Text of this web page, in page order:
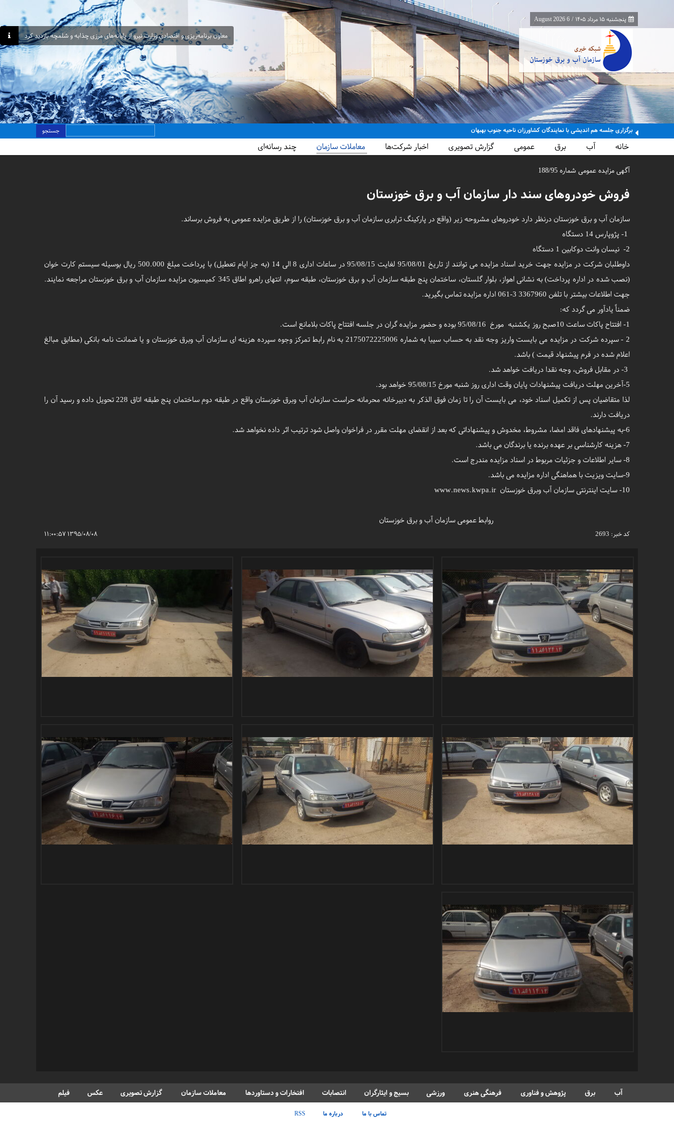
پنجشنبه ۱۵ مرداد ۱۴۰۵ /
6 August 2026
معاون برنامه‌ریزی و اقتصادی وزارت نیرو از پایانه‌های مرزی چذابه و شلمچه بازدید کرد
معاون برنامه‌ریزی و اقتصادی وزارت نیرو از پایانه‌های مرزی چذابه و شلمچه بازدید کرد جستجو
خانه آب برق عمومی گزارش تصویری اخبار شرکت‌ها معاملات سازمان چند رسانه‌ای
آگهی مزایده عمومی شماره 188/95
فروش خودروهای سند دار سازمان آب و برق خوزستان
سازمان آب و برق خوزستان درنظر دارد خودروهای مشروحه زیر (واقع در پارکینگ ترابری سازمان آب و برق خوزستان) را از طریق مزایده عمومی به فروش برساند.
2- نیسان وانت دوکابین 1 دستگاه
داوطلبان شرکت در مزایده جهت خرید اسناد مزایده می توانند از تاریخ 95/08/01 لغایت 95/08/15 در ساعات اداری 8 الی 14 (به جز ایام تعطیل) با پرداخت مبلغ 500.000 ریال بوسیله سیستم کارت خوان
(نصب شده در اداره پرداخت) به نشانی اهواز، بلوار گلستان، ساختمان پنج طبقه سازمان آب و برق خوزستان، طبقه سوم، انتهای راهرو اطاق 345 کمیسیون مزایده سازمان آب و برق خوزستان مراجعه نمایند.
جهت اطلاعات بیشتر با تلفن 3367960 3-061 اداره مزایده تماس بگیرید.
ضمناً یادآور می گردد که:
1- افتتاح پاکات ساعت 10صبح روز یکشنبه مورخ 95/08/16 بوده و حضور مزایده گران در جلسه افتتاح پاکات بلامانع است.
2 - سپرده شرکت در مزایده می بایست واریز وجه نقد به حساب سیبا به شماره 2175072225006 به نام رابط تمرکز وجوه سپرده هزینه ای سازمان آب وبرق خوزستان و یا ضمانت نامه بانکی (مطابق مبالغ
اعلام شده در فرم پیشنهاد قیمت ) باشد.
5-آخرین مهلت دریافت پیشنهادات پایان وقت اداری روز شنبه مورخ 95/08/15 خواهد بود.
لذا متقاضیان پس از تکمیل اسناد خود، می بایست آن را تا زمان فوق الذکر به دبیرخانه محرمانه حراست سازمان آب وبرق خوزستان واقع در طبقه دوم ساختمان پنج طبقه اتاق 228 تحویل داده و رسید آن را
دریافت دارند.
6-به پیشنهادهای فاقد امضا، مشروط، مخدوش و پیشنهاداتی که بعد از انقضای مهلت مقرر در فراخوان واصل شود ترتیب اثر داده نخواهد شد.
7- هزینه کارشناسی بر عهده برنده یا برندگان می باشد.
8- سایر اطلاعات و جزئیات مربوط در اسناد مزایده مندرج است.
9-سایت ویزیت با هماهنگی اداره مزایده می باشد.
10- سایت اینترنتی سازمان آب وبرق خوزستان www.news.kwpa.ir
روابط عمومی سازمان آب و برق خوزستان
۱۳۹۵/۰۸/۰۸ ۱۱:۰۰:۵۷ کد خبر: 2693
آب برق پژوهش و فناوری فرهنگی هنری ورزشی بسیج و ایثارگران انتصابات افتخارات و دستاوردها معاملات سازمان گزارش تصویری عکس فیلم
تماس با ما درباره ما
RSS